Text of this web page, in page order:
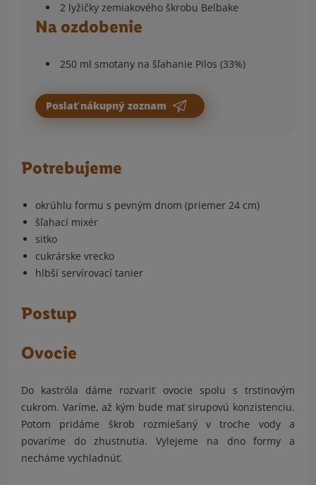
2 lyžičky zemiakového škrobu Belbake
Na ozdobenie
250 ml smotany na šľahanie Pilos (33%)
Poslať nákupný zoznam
Potrebujeme
okrúhlu formu s pevným dnom (priemer 24 cm)
šľahací mixér
sitko
cukrárske vrecko
hlbší servírovací tanier
Postup
Ovocie
Do kastróla dáme rozvariť ovocie spolu s trstinovým
cukrom. Varíme, až kým bude mať sirupovú konzistenciu.
Potom pridáme škrob rozmiešaný v troche vody a
povaríme do zhustnutia. Vylejeme na dno formy a
necháme vychladnúť.